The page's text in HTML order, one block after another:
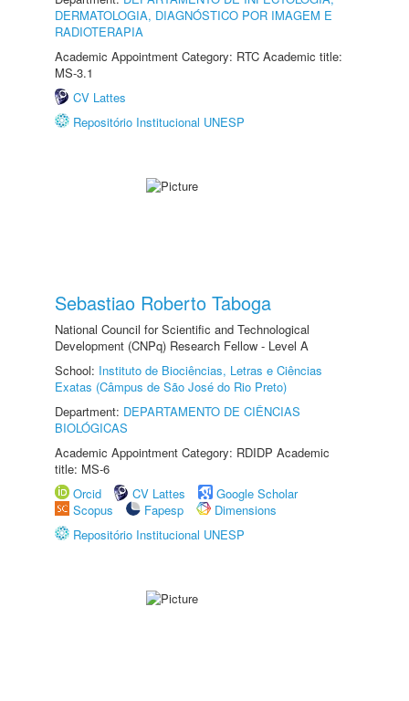
DERMATOLOGIA, DIAGNÓSTICO POR IMAGEM E
RADIOTERAPIA
Academic Appointment Category: RTC Academic title:
MS-3.1
CV Lattes
Repositório Institucional UNESP
Sebastiao Roberto Taboga
National Council for Scientific and Technological
Development (CNPq) Research Fellow - Level A
School: Instituto de Biociências, Letras e Ciências
Exatas (Câmpus de São José do Rio Preto)
Department: DEPARTAMENTO DE CIÊNCIAS
BIOLÓGICAS
Academic Appointment Category: RDIDP Academic
title: MS-6
Orcid
CV Lattes
Google Scholar
Scopus
Fapesp
Dimensions
Repositório Institucional UNESP